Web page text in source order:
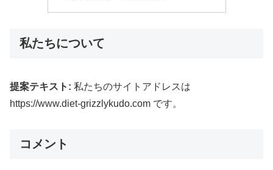
私たちについて
提案テキスト: 私たちのサイトアドレスは
https://www.diet-grizzlykudo.com です。
コメント